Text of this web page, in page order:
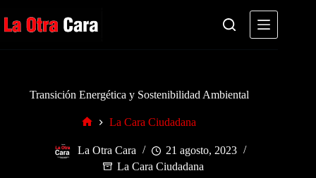
al
contenido
Transición Energética y Sostenibilidad Ambiental
La Cara Ciudadana
La Otra Cara
21 agosto, 2023
La Cara Ciudadana